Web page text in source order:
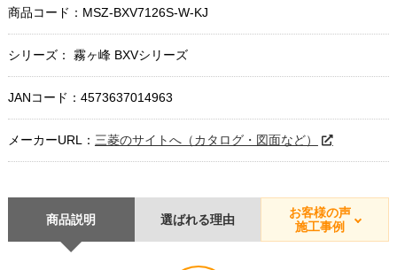
商品コード： MSZ-BXV7126S-W-KJ
シリーズ： 霧ヶ峰 BXVシリーズ
JANコード：4573637014963
メーカーURL： 三菱のサイトへ（カタログ・図面など）
商品説明 選ばれる理由
お客様の声
施工事例